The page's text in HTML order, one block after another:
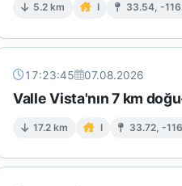
5.2 km I 33.54, -
17:23:45 07.08.2026
Valle Vista'nın 7 km
17.2 km I 33.72, -